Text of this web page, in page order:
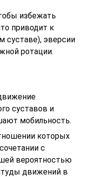
избежать
приводит к
суставе), эверсии
ротации.
суставов и
мобильность.
которых
с
вероятностью
движений в